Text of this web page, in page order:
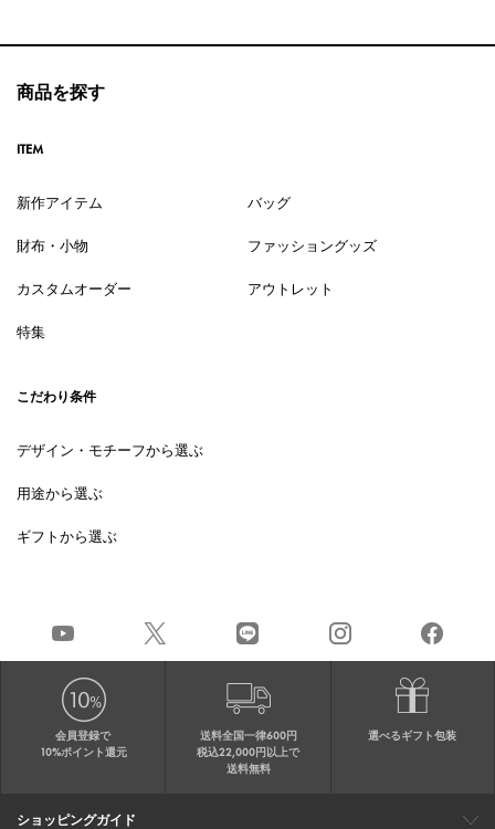
商品を探す
ITEM
新作アイテム バッグ
財布・小物 ファッショングッズ
カスタムオーダー アウトレット
特集
こだわり条件
デザイン・モチーフから選ぶ
用途から選ぶ
ギフトから選ぶ
会員登録で
10%ポイント還元
送料全国一律600円
税込22,000円以上で
送料無料
選べるギフト包装
ショッピングガイド